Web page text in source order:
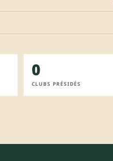
0
CLUBS PRÉSIDÉS